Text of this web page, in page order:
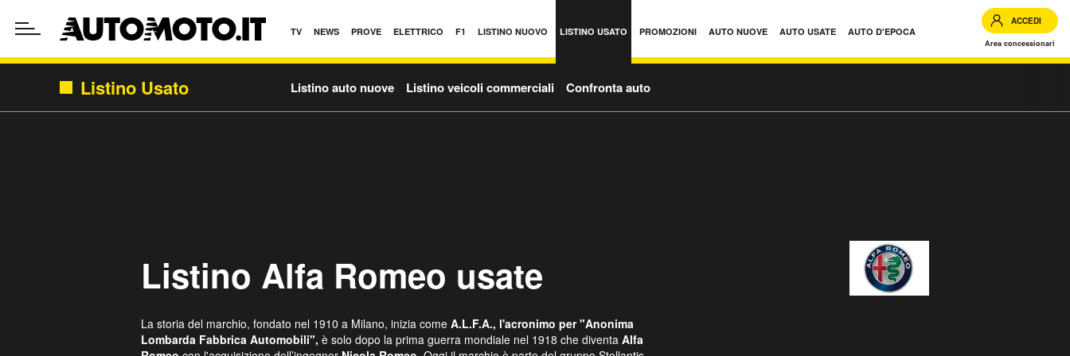
TV NEWS PROVE ELETTRICO F1 LISTINO NUOVO LISTINO USATO PROMOZIONI AUTO NUOVE AUTO USATE AUTO D'EPOCA
ACCEDI
Area concessionari
Listino Usato Listino auto nuove Listino veicoli commerciali Confronta auto
Listino Alfa Romeo usate
La storia del marchio, fondato nel 1910 a Milano, inizia come A.L.F.A., l'acronimo per "Anonima
Lombarda Fabbrica Automobili", è solo dopo la prima guerra mondiale nel 1918 che diventa Alfa